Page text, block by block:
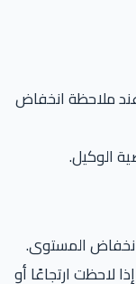
10 000 كم أو عند ملاحظة انخفاض
المستوى.
000 كم إذا لاحظت ارتجاعًا أو